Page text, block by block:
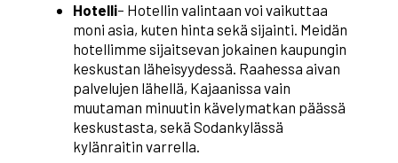
Hotelli– Hotellin valintaan voi vaikuttaa
moni asia, kuten hinta sekä sijainti. Meidän
hotellimme sijaitsevan jokainen kaupungin
keskustan läheisyydessä. Raahessa aivan
palvelujen lähellä, Kajaanissa vain
muutaman minuutin kävelymatkan päässä
keskustasta, sekä Sodankylässä
kylänraitin varrella.